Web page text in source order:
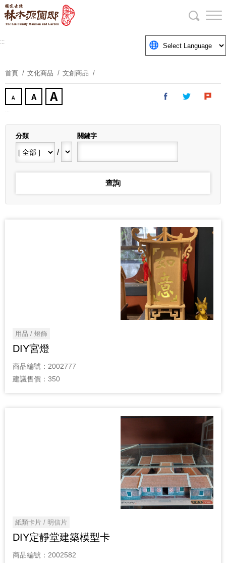
跳
到
要
塊
:::
首頁 文化商品 文創商品
:::
分類
/
關鍵字
用品 / 燈飾
DIY宮燈
商品編號： 2002777
建議售價： 350
紙類卡片 / 明信片
DIY定靜堂建築模型卡
商品編號： 2002582